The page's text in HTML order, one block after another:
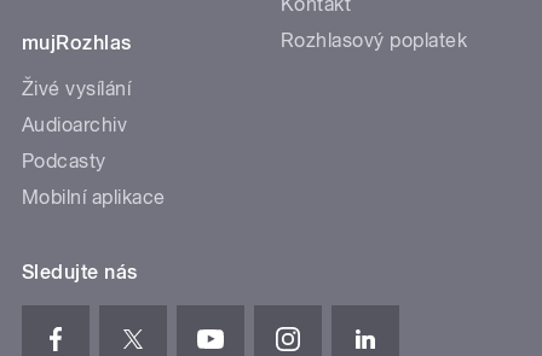
mujRozhlas
Živé vysílání
Audioarchiv
Podcasty
Mobilní aplikace
Rozhlasový poplatek
Sledujte nás